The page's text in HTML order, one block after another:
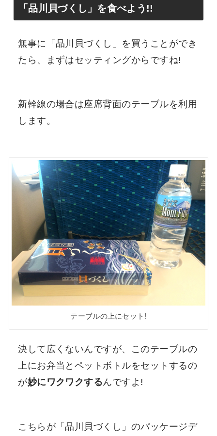
「品川貝づくし」を食べよう!!
無事に「品川貝づくし」を買うことができ
たら、まずはセッティングからですね!
新幹線の場合は座席背面のテーブルを利用
します。
テーブルの上にセット!
決して広くないんですが、このテーブルの
上にお弁当とペットボトルをセットするの
が妙にワクワクするんですよ!
こちらが「品川貝づくし」のパッケージデ